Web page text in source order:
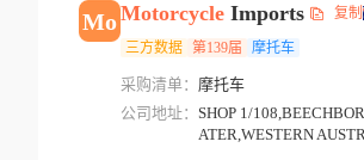
MoMotorcycleImports 复制
三方数据 第139届 摩托车
采购清单： 摩托车
公司地址： SHOP 1/
ATER,WESTERN